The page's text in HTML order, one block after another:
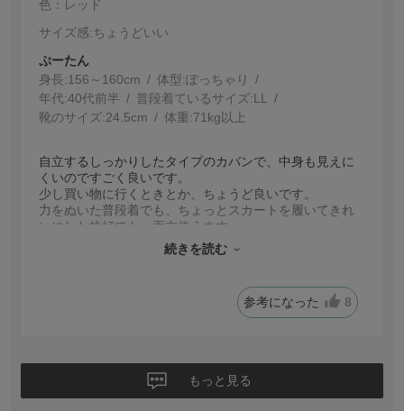
色：レッド
サイズ感:ちょうどいい
ぷーたん
身長:156～160cm 体型:ぽっちゃり
年代:40代前半 普段着ているサイズ:LL
靴のサイズ:24.5cm 体重:71kg以上
自立するしっかりしたタイプのカバンで、中身も見えに
くいのですごく良いです。
少し買い物に行くときとか、ちょうど良いです。
力をぬいた普段着でも、ちょっとスカートを履いてきれ
いにした格好でも、両方使えます。
底のところがけっこうスペースがあるので、見た目より
容量があり、サイフ、ケータイ、カギ、日傘くらいなら
続きを読む
参考になった 8
もっと見る